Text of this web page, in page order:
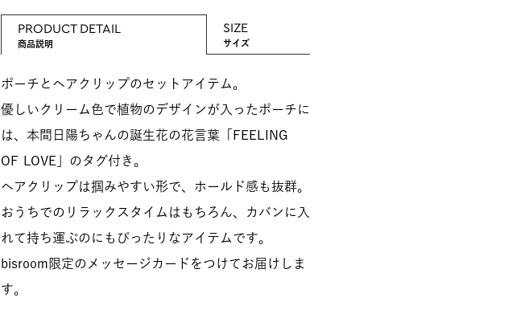
PRODUCT DETAIL
商品説明
SIZE
サイズ
ポーチとヘアクリップのセットアイテム。
優しいクリーム色で植物のデザインが入ったポーチに
は、本間日陽ちゃんの誕生花の花言葉「FEELING
OF LOVE」のタグ付き。
ヘアクリップは掴みやすい形で、ホールド感も抜群。
おうちでのリラックスタイムはもちろん、カバンに入
れて持ち運ぶのにもぴったりなアイテムです。
bisroom限定のメッセージカードをつけてお届けしま
す。